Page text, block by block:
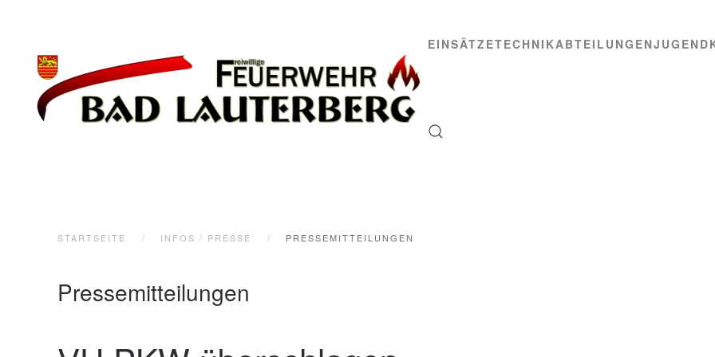
EINSÄTZETECHNIKABTEILUNGENJUGEND
STARTSEITE INFOS / PRESSE PRESSEMITTEILUNGEN
Pressemitteilungen